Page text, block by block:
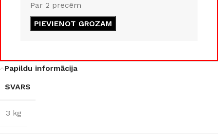
COKOLA TIPS
E27
JAUDA 35 W
KOLEKCIJA
JAUDA 8 W
Par 2 precēm
PIEVIENOT GROZAM
Papildu informācija
SVARS
3 kg